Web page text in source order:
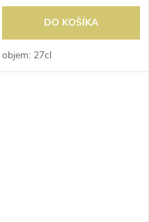
DO KOŠÍKA
objem: 27cl